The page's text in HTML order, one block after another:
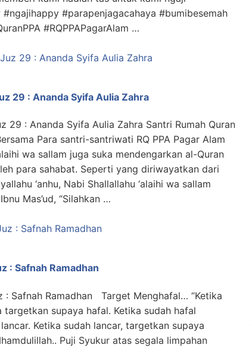
#ngajihappy #parapenjagacahaya #bumibesemah
#RQPPAPagarAlam …
29 : Ananda Syifa Aulia Zahra
29 : Ananda Syifa Aulia Zahra Santri Rumah Quran
Para santri-santriwati RQ PPA Pagar Alam
wa sallam juga suka mendengarkan al-Quran
para sahabat. Seperti yang diriwayatkan dari
‘anhu, Nabi Shallallahu ‘alaihi wa sallam
Mas’ud, “Silahkan …
: Safnah Ramadhan
: Safnah Ramadhan Target Menghafal… “Ketika
targetkan supaya hafal. Ketika sudah hafal
Ketika sudah lancar, targetkan supaya
Puji Syukur atas segala limpahan